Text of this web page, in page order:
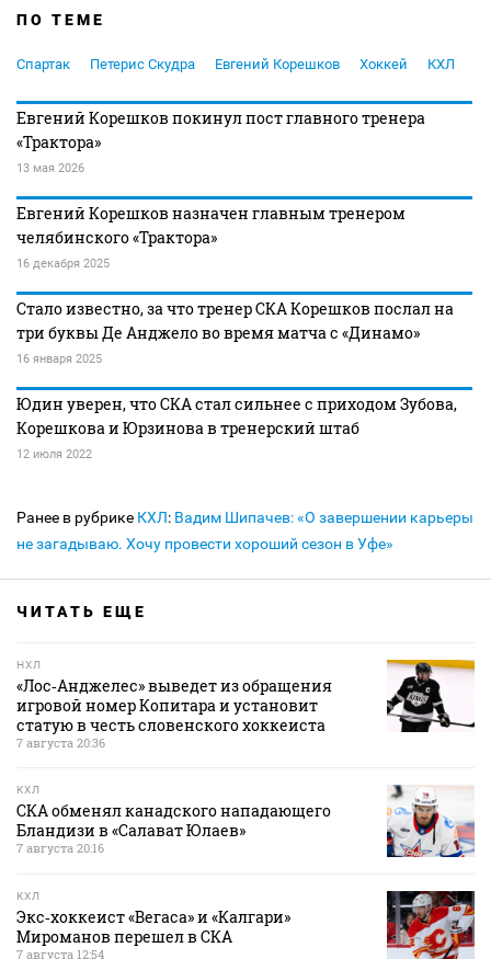
ПО ТЕМЕ
Спартак Петерис Скудра Евгений Корешков Хоккей КХЛ
Евгений Корешков покинул пост главного тренера
«Трактора»
13 мая 2026
Евгений Корешков назначен главным тренером
челябинского «Трактора»
16 декабря 2025
Стало известно, за что тренер СКА Корешков послал на
три буквы Де Анджело во время матча с «Динамо»
16 января 2025
Юдин уверен, что СКА стал сильнее с приходом Зубова,
Корешкова и Юрзинова в тренерский штаб
12 июля 2022
Ранее в рубрике КХЛ: Вадим Шипачев: «О завершении карьеры
не загадываю. Хочу провести хороший сезон в Уфе»
ЧИТАТЬ ЕЩЕ
НХЛ
«Лос‑Анджелес» выведет из обращения
игровой номер Копитара и установит
статую в честь словенского хоккеиста
7 августа 20:36
КХЛ
СКА обменял канадского нападающего
Бландизи в «Салават Юлаев»
7 августа 20:16
КХЛ
Экс‑хоккеист «Вегаса» и «Калгари»
Мироманов перешел в СКА
7 августа 12:54